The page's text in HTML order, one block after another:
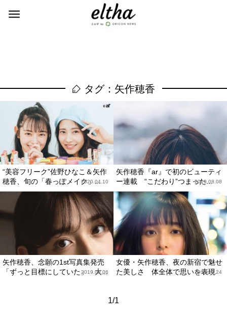
タグ：矢作穂香
“美容フリーク”佐野ひなこ＆矢作
穂香、旬の「春っぽメイク」...
2020.04.10
矢作穂香『ar』で初のビューティ
ー連載 “こだわり”つまった...
2019.08.08
矢作穂香、念願の1st写真集発売
「ずっと目標にしていた」 大...
2019.08.06
女優・矢作穂香、夜の新宿で魅せ
た美しさ 体全体で思いを表現
2018.09.24
1/1